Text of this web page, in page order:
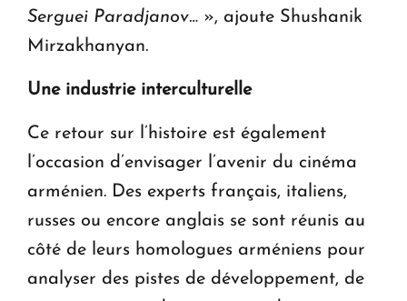
Serguei Paradjanov… », ajoute Shushanik
Mirzakhanyan.
Une industrie interculturelle
Ce retour sur l’histoire est également
l’occasion d’envisager l’avenir du cinéma
arménien. Des experts français, italiens,
russes ou encore anglais se sont réunis au
côté de leurs homologues arméniens pour
analyser des pistes de développement, de